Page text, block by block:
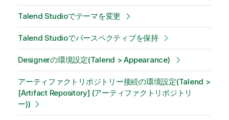
Talend Studioでテーマを変更
Talend Studioでパースペクティブを保持
Designerの環境設定(Talend > Appearance)
アーティファクトリポジトリー接続の環境設定(Talend >
[Artifact Repository] (アーティファクトリポジトリ
ー))